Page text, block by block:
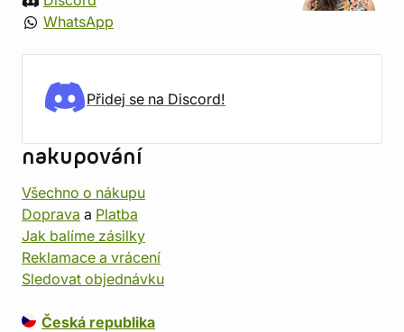
WhatsApp
Přidej se na Discord!
nakupování
Všechno o nákupu
Doprava a Platba
Jak balíme zásilky
Reklamace a vrácení
Sledovat objednávku
Česká republika